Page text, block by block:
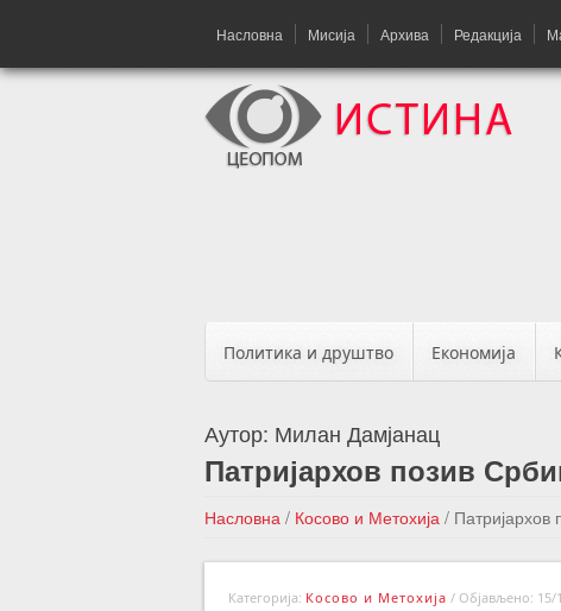
Насловна Мисија Архива Редакција
Политика и друштво Економија
Аутор: Милан Дамјанац
Патријархов позив
Насловна / Косово и Метохија /
Категорија: Косово и Метохија / Објављено: 15/